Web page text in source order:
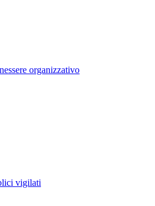
organizzativo
vigilati